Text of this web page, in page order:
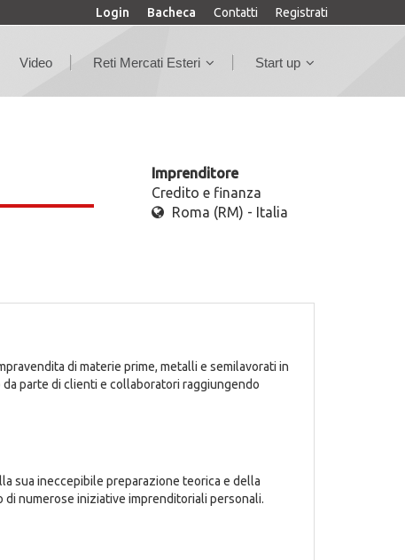
Login Bacheca Contatti Registrati
Video Reti Mercati Esteri Start up
Imprenditore
Credito e finanza
Roma (RM) - Italia
di materie prime, metalli e semilavorati in
parte di clienti e collaboratori raggiungendo
sua ineccepibile preparazione teorica e della
numerose iniziative imprenditoriali personali.